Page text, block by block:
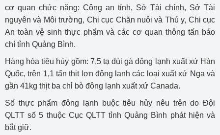
cơ quan chức năng: Công an tỉnh, Sở Tài chính, Sở Tài
nguyên và Môi trường, Chi cục Chăn nuôi và Thú y, Chi cục
An toàn vệ sinh thực phẩm và các cơ quan thông tấn báo
chí tỉnh Quảng Bình.
Hàng hóa tiêu hủy gồm: 7,5 tạ đùi gà đông lạnh xuất xứ Hàn
Quốc, trên 1,1 tấn thịt lợn đông lạnh các loại xuất xứ Nga và
gần 41kg thịt ba chỉ bò đông lạnh xuất xứ Canada.
Số thực phẩm đông lạnh buộc tiêu hủy nêu trên do Đội
QLTT số 5 thuộc Cục QLTT tỉnh Quảng Bình phát hiện và
bắt giữ.